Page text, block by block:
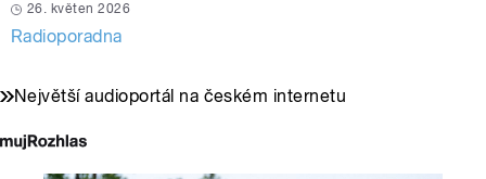
26. květen 2026
Radioporadna
Největší audioportál na českém internetu